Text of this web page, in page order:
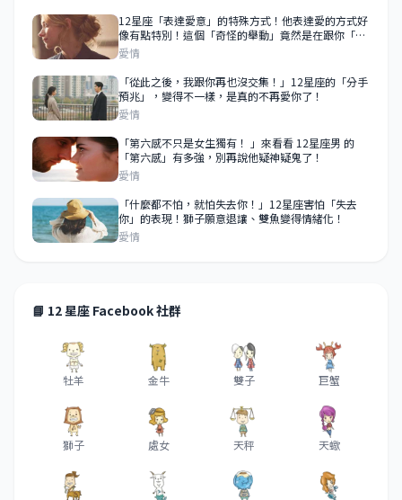
12星座「表達愛意」的特殊方式！他表達愛的方式好
像有點特別！這個「奇怪的舉動」竟然是在跟你「示
愛」！
愛情
「從此之後，我跟你再也沒交集！」12星座的「分手
預兆」，變得不一樣，是真的不再愛你了！
愛情
「第六感不只是女生獨有！ 」來看看 12星座男 的
「第六感」有多強，別再說他疑神疑鬼了！
愛情
「什麼都不怕，就怕失去你！」12星座害怕「失去
你」的表現！獅子願意退讓、雙魚變得情緒化！
愛情
📘 12 星座 Facebook 社群
牡羊 金牛 雙子 巨蟹
獅子 處女 天秤 天蠍